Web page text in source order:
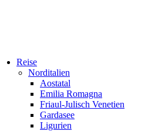
Reise
Norditalien
Aostatal
Emilia Romagna
Friaul-Julisch Venetien
Gardasee
Ligurien